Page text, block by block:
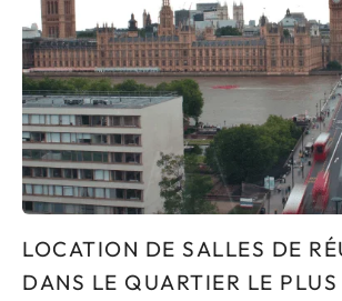
LOCATION DE SALLES DE
DANS LE QUARTIER LE PLUS